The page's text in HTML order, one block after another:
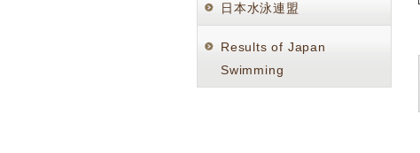
日本水泳連盟
Results of Japan
Swimming